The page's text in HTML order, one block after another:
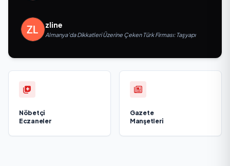
zline
Almanya’da Dikkatleri Üzerine Çeken Türk Firması: Taşyapı
Nöbetçi
Eczaneler
Gazete
Manşetleri